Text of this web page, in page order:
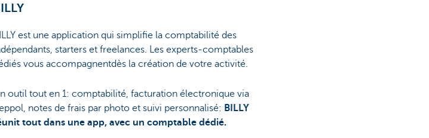
est une application qui simplifie la comptabilité des
starters et freelances. Les experts-comptables
vous accompagnentdès la création de votre activité.
outil tout en 1: comptabilité, facturation électronique via
notes de frais par photo et suivi personnalisé: BILLY
tout dans une app, avec un comptable dédié.